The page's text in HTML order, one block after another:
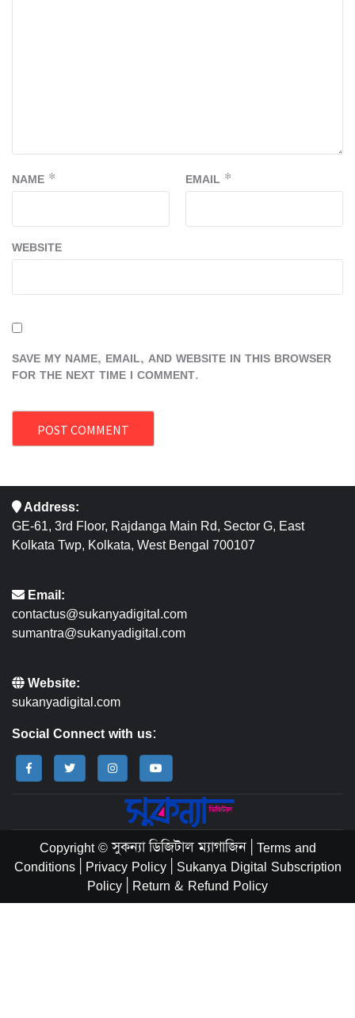
NAME * EMAIL *
WEBSITE
SAVE MY NAME, EMAIL, AND WEBSITE IN THIS BROWSER
FOR THE NEXT TIME I COMMENT.
Address:
GE-61, 3rd Floor, Rajdanga Main Rd, Sector G, East
Kolkata Twp, Kolkata, West Bengal 700107
Email:
contactus@sukanyadigital.com
sumantra@sukanyadigital.com
Website:
sukanyadigital.com
Social Connect with us:
Copyright © সুকন্যা ডিজিটাল ম্যাগাজিন Terms and
Conditions
Privacy Policy
Sukanya Digital Subscription
Policy Return & Refund Policy